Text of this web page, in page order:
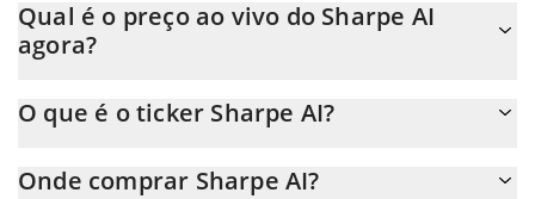
Qual é o preço ao vivo do Sharpe AI
agora?
O que é o ticker Sharpe AI?
Onde comprar Sharpe AI?